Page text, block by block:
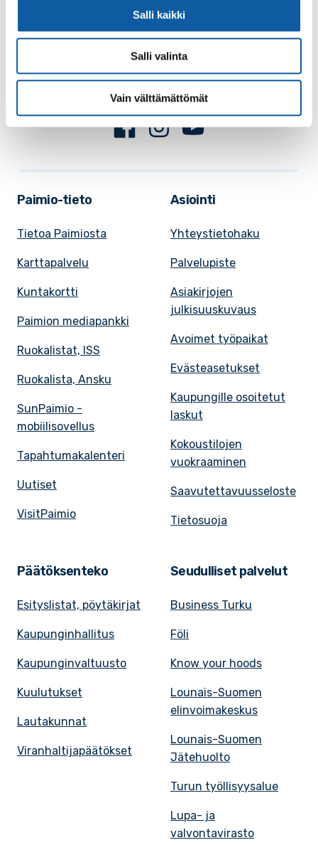
Salli kaikki
Salli valinta
Vain välttämättömät
Käyntiosoite: Vistantie 18
Postiosoite: PL 50, 21531 PAIMIO
Vaihde: (02) 474 511
Sähköposti:paimio.kaupunki@paimio.fi
Paimio-tieto
Tietoa Paimiosta
Karttapalvelu
Kuntakortti
Paimion mediapankki
Ruokalistat, ISS
Ruokalista, Ansku
SunPaimio -
mobiilisovellus
Tapahtumakalenteri
Uutiset
VisitPaimio
Asiointi
Yhteystietohaku
Palvelupiste
Asiakirjojen
julkisuuskuvaus
Avoimet työpaikat
Evästeasetukset
Kaupungille osoitetut
laskut
Kokoustilojen
vuokraaminen
Saavutettavuusseloste
Tietosuoja
Päätöksenteko
Esityslistat, pöytäkirjat
Kaupunginhallitus
Kaupunginvaltuusto
Kuulutukset
Lautakunnat
Viranhaltijapäätökset
Seudulliset palvelut
Business Turku
Föli
Know your hoods
Lounais-Suomen
elinvoimakeskus
Lounais-Suomen
Jätehuolto
Turun työllisyysalue
Lupa- ja
valvontavirasto